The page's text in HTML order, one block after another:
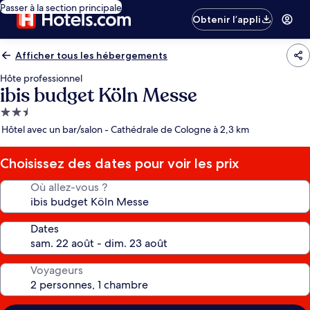
Passer à la section principale
Obtenir l’appli
Afficher tous les hébergements
Hôte professionnel
ibis budget Köln Messe
Hébergement
2.5 étoiles
Hôtel avec un bar/salon - Cathédrale de Cologne à 2,3 km
Choisissez des dates pour voir les prix
Où allez-vous ?
Dates
Voyageurs